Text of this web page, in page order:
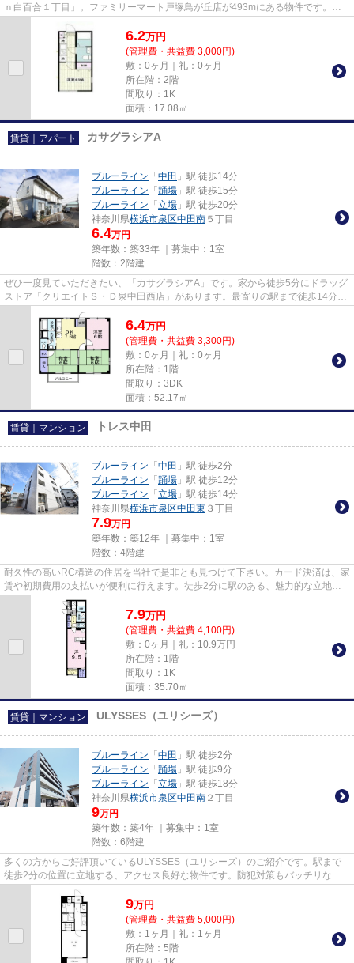
ｎ白百合１丁目」。ファミリーマート戸塚鳥が丘店が493mにある物件です。こ
6.2万円
(管理費・共益費 3,000円)
敷：0ヶ月｜礼：0ヶ月
所在階：2階
間取り：1K
面積：17.08㎡
賃貸｜アパート カサグラシアA
ブルーライン 「 中田 」駅 徒歩14分
ブルーライン 「 踊場 」駅 徒歩15分
ブルーライン 「 立場 」駅 徒歩20分
神奈川県横浜市泉区中田南 ５丁目
6.4万円
築年数：築33年 ｜募集中： 1室
階数：2階建
ぜひ一度見ていただきたい、「カサグラシアA」です。家から徒歩5分にドラッグ
ストア「クリエイトＳ・Ｄ泉中田西店」があります。最寄りの駅まで徒歩14分の
アパートです。アパマンメイ...
6.4万円
(管理費・共益費 3,300円)
敷：0ヶ月｜礼：0ヶ月
所在階：1階
間取り：3DK
面積：52.17㎡
賃貸｜マンション トレス中田
ブルーライン 「 中田 」駅 徒歩2分
ブルーライン 「 踊場 」駅 徒歩12分
ブルーライン 「 立場 」駅 徒歩14分
神奈川県横浜市泉区中田東 ３丁目
7.9万円
築年数：築12年 ｜募集中： 1室
階数：4階建
耐久性の高いRC構造の住居を当社で是非とも見つけて下さい。カード決済は、家
賃や初期費用の支払いが便利に行えます。徒歩2分に駅のある、魅力的な立地の
物件となっています。防犯対策...
7.9万円
(管理費・共益費 4,100円)
敷：0ヶ月｜礼：10.9万円
所在階：1階
間取り：1K
面積：35.70㎡
賃貸｜マンション ULYSSES（ユリシーズ）
ブルーライン 「 中田 」駅 徒歩2分
ブルーライン 「 踊場 」駅 徒歩9分
ブルーライン 「 立場 」駅 徒歩18分
神奈川県横浜市泉区中田南 ２丁目
9万円
築年数：築4年 ｜募集中： 1室
階数：6階建
多くの方からご好評頂いているULYSSES（ユリシーズ）のご紹介です。駅まで
徒歩2分の位置に立地する、アクセス良好な物件です。防犯対策もバッチリなマ
ンションタイプの物件です。エレ...
9万円
(管理費・共益費 5,000円)
敷：1ヶ月｜礼：1ヶ月
所在階：5階